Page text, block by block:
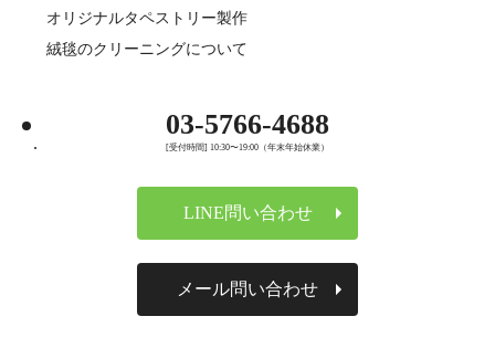
オリジナルタペストリー製作
絨毯のクリーニングについて
03-5766-4688
[受付時間] 10:30〜19:00（年末年始休業）
LINE問い合わせ
メール問い合わせ